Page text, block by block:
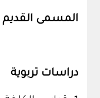
المسمى القديم
دراسات تربوية